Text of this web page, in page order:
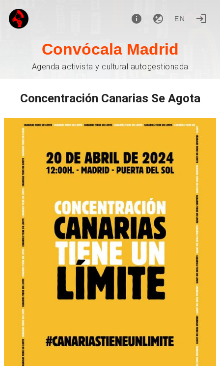
EN
Convócala Madrid
Agenda activista y cultural autogestionada
Concentración Canarias Se Agota